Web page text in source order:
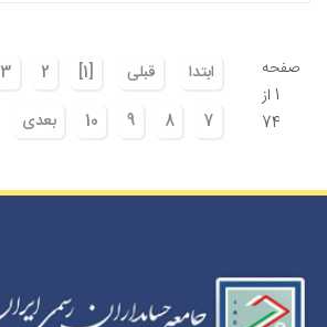
صفحه
1 از
74
ابتدا قبلی [1]
2
3
7
8
9
10 بعدی